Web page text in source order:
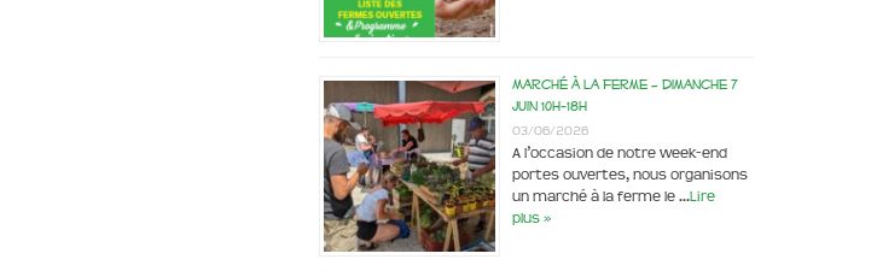
Marché à la ferme – dimanche 7
juin 10h-18h
03/06/2026
A l’occasion de notre week-end
portes ouvertes, nous organisons
un marché à la ferme le …Lire
plus »